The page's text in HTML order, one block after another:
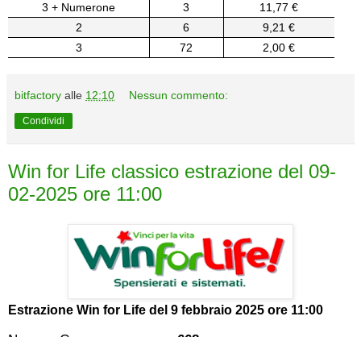
3 + Numerone
3
11,77 €
2
6
9,21 €
3
72 2,00 €
bitfactory alle 12:10 Nessun commento:
Condividi
Win for Life classico estrazione del 09-
02-2025 ore 11:00
Estrazione Win for Life del 9 febbraio 2025 ore 11:00